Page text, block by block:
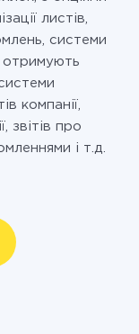
листів,
системи
отримують
компанії,
звітів про
і т.д.